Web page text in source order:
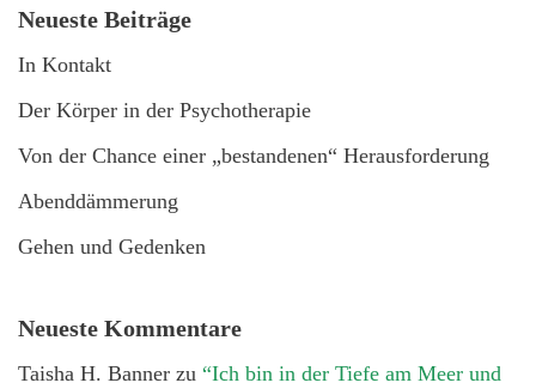
Neueste Beiträge
In Kontakt
Der Körper in der Psychotherapie
Von der Chance einer „bestandenen“ Herausforderung
Abenddämmerung
Gehen und Gedenken
Neueste Kommentare
Taisha H. Banner zu “Ich bin in der Tiefe am Meer und